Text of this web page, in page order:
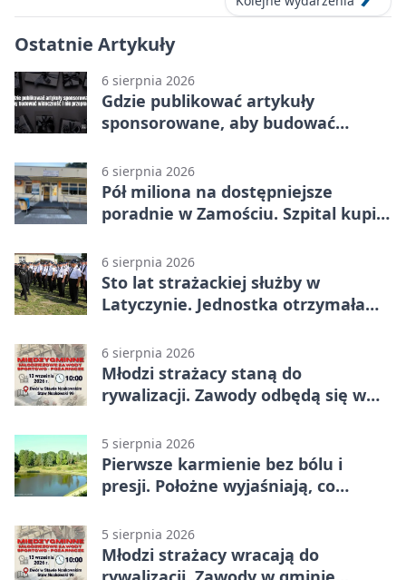
Ostatnie Artykuły
6 sierpnia 2026
Gdzie publikować artykuły
sponsorowane, aby budować
6 sierpnia 2026
Pół miliona na dostępniejsze
poradnie w Zamościu. Szpital kupi
6 sierpnia 2026
Sto lat strażackiej służby w
Latyczynie. Jednostka otrzymała
6 sierpnia 2026
Młodzi strażacy staną do
rywalizacji. Zawody odbędą się w
5 sierpnia 2026
Pierwsze karmienie bez bólu i
presji. Położne wyjaśniają, co
5 sierpnia 2026
Młodzi strażacy wracają do